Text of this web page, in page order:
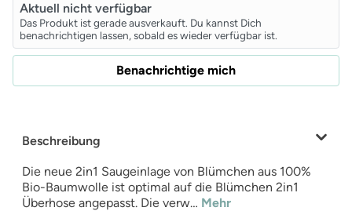
Aktuell nicht verfügbar
Das Produkt ist gerade ausverkauft. Du kannst Dich
benachrichtigen lassen, sobald es wieder verfügbar ist.
Benachrichtige mich
Beschreibung
Die neue 2in1 Saugeinlage von Blümchen aus 100%
Bio-Baumwolle ist optimal auf die Blümchen 2in1
Überhose angepasst. Die verw… Mehr